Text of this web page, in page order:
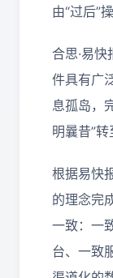
由“过后”
合思·易
件具有广
息孤岛，
明曩昔”转
根据易快
的理念完
一致：一
台、一致